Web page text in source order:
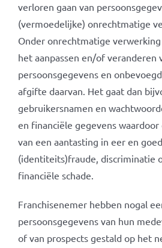
verloren gaan van
(vermoedelijke) onrechtmatige
Onder onrechtmatige
het aanpassen en/of veranderen
persoonsgegevens en
afgifte daarvan. Het gaat dan
gebruikersnamen en
en financiële gegevens waardoor
van een aantasting in eer en
(identiteits)fraude, discriminatie
financiële schade.
Franchisenemer hebben nogal
persoonsgegevens van hun
of van prospects gestald op het